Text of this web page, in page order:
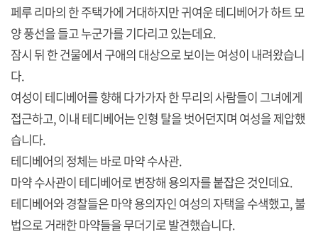
페루 리마의 한 주택가에 거대하지만 귀여운 테디베어가 하트 모
양 풍선을 들고 누군가를 기다리고 있는데요.
잠시 뒤 한 건물에서 구애의 대상으로 보이는 여성이 내려왔습니
다.
여성이 테디베어를 향해 다가가자 한 무리의 사람들이 그녀에게
접근하고, 이내 테디베어는 인형 탈을 벗어던지며 여성을 제압했
습니다.
테디베어의 정체는 바로 마약 수사관.
마약 수사관이 테디베어로 변장해 용의자를 붙잡은 것인데요.
테디베어와 경찰들은 마약 용의자인 여성의 자택을 수색했고, 불
법으로 거래한 마약들을 무더기로 발견했습니다.